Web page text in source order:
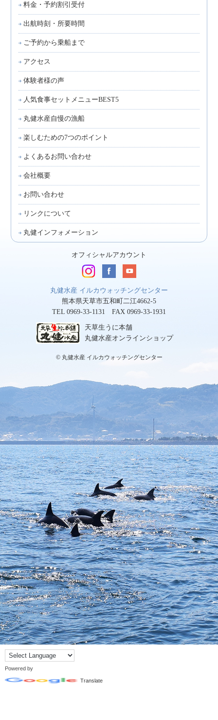
料金・予約割引受付
出航時刻・所要時間
ご予約から乗船まで
アクセス
体験者様の声
人気食事セットメニューBEST5
丸健水産自慢の漁船
楽しむための7つのポイント
よくあるお問い合わせ
会社概要
お問い合わせ
リンクについて
丸健インフォメーション
オフィシャルアカウント
丸健水産 イルカウォッチングセンター
熊本県天草市五和町二江4662-5
TEL 0969-33-1131 FAX 0969-33-1931
天草生うに本舗
丸健水産オンラインショップ
© 丸健水産 イルカウォッチングセンター
Powered by
Translate